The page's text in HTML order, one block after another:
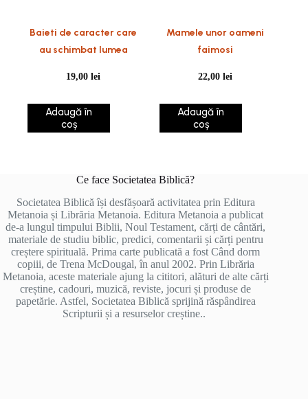
Baieti de caracter care
au schimbat lumea
19,00lei
Adaugă în
coș
Mamele unor oameni
faimosi
22,00lei
Adaugă în
coș
Ce face Societatea Biblică?
Societatea Biblică își desfășoară activitatea prin Editura
Metanoia și Librăria Metanoia. Editura Metanoia a publicat
de-a lungul timpului Biblii, Noul Testament, cărți de cântări,
materiale de studiu biblic, predici, comentarii și cărți pentru
creștere spirituală. Prima carte publicată a fost Când dorm
copiii, de Trena McDougal, în anul 2002. Prin Librăria
Metanoia, aceste materiale ajung la cititori, alături de alte cărți
creștine, cadouri, muzică, reviste, jocuri și produse de
papetărie. Astfel, Societatea Biblică sprijină răspândirea
Scripturii și a resurselor creștine..